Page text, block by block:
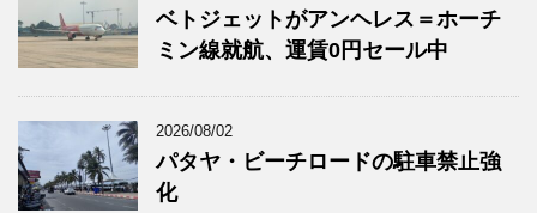
ベトジェットがアンヘレス＝ホーチ
ミン線就航、運賃0円セール中
2026/08/02
パタヤ・ビーチロードの駐車禁止強
化